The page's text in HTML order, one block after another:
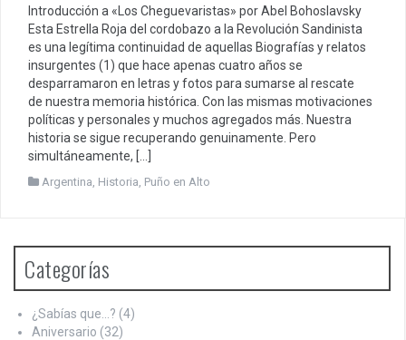
Introducción a «Los Cheguevaristas» por Abel Bohoslavsky
Esta Estrella Roja del cordobazo a la Revolución Sandinista
es una legítima continuidad de aquellas Biografías y relatos
insurgentes (1) que hace apenas cuatro años se
desparramaron en letras y fotos para sumarse al rescate
de nuestra memoria histórica. Con las mismas motivaciones
políticas y personales y muchos agregados más. Nuestra
historia se sigue recuperando genuinamente. Pero
simultáneamente, […]
Argentina, Historia, Puño en Alto
Categorías
¿Sabías que…? (4)
Aniversario (32)